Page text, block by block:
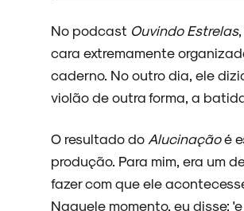
No podcast Ouvindo Estrelas
cara extremamente
caderno. No outro dia, ele
violão de outra forma, a
O resultado do Alucinaçãoé
produção. Para mim, era um
fazer com que ele
Naquele momento, eu disse: